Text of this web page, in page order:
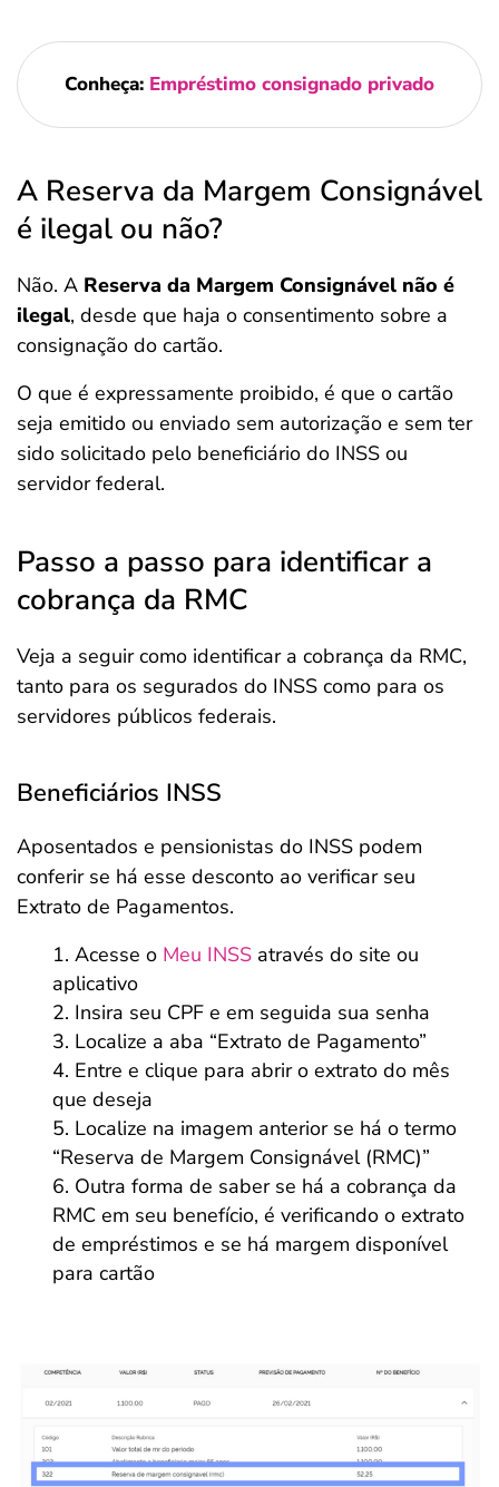
Conheça: Empréstimo consignado privado
A Reserva da Margem Consignável
é ilegal ou não?
Não. A Reserva da Margem Consignável não é
ilegal, desde que haja o consentimento sobre a
consignação do cartão.
O que é expressamente proibido, é que o cartão
seja emitido ou enviado sem autorização e sem ter
sido solicitado pelo beneficiário do INSS ou
servidor federal.
Passo a passo para identificar a
cobrança da RMC
Veja a seguir como identificar a cobrança da RMC,
tanto para os segurados do INSS como para os
servidores públicos federais.
Beneficiários INSS
Aposentados e pensionistas do INSS podem
conferir se há esse desconto ao verificar seu
Extrato de Pagamentos.
Acesse o Meu INSS através do site ou
aplicativo
Insira seu CPF e em seguida sua senha
Localize a aba “Extrato de Pagamento”
Entre e clique para abrir o extrato do mês
que deseja
Localize na imagem anterior se há o termo
“Reserva de Margem Consignável (RMC)”
Outra forma de saber se há a cobrança da
RMC em seu benefício, é verificando o extrato
de empréstimos e se há margem disponível
para cartão